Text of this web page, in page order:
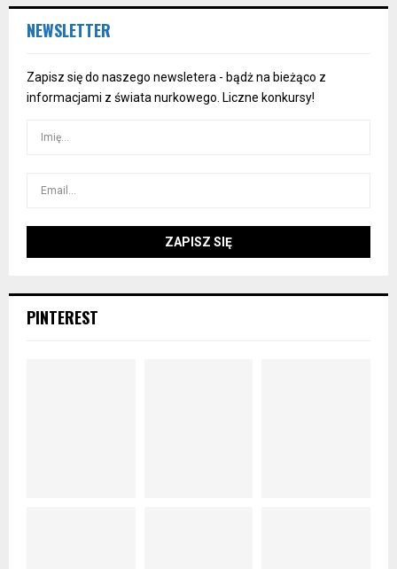
NEWSLETTER
Zapisz się do naszego newsletera - bądż na bieżąco z
informacjami z świata nurkowego. Liczne konkursy!
PINTEREST